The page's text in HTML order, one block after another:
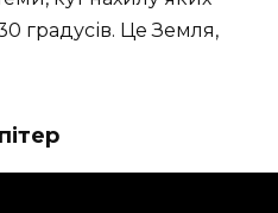
градусів. Це Земля,